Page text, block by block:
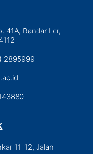
41A, Bandar Lor,
2895999
11-12, Jalan